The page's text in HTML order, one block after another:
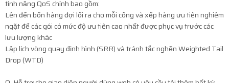
tính năng QoS chính bao gồm:
Lên đến bốn hàng đợi lối ra cho mỗi cổng và xếp hàng ưu tiên nghiêm
ngặt để các gói có mức độ ưu tiên cao nhất được phục vụ trước các
lưu lượng khác
Lập lịch vòng quay định hình (SRR) và tránh tắc nghẽn Weighted Tail
Drop (WTD)